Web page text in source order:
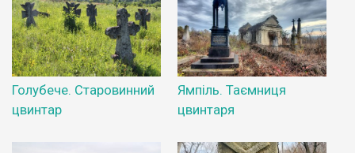
Голубече. Старовинний
цвинтар
Ямпіль. Таємниця
цвинтаря